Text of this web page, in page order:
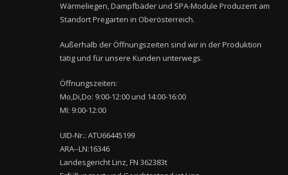
Wärmeliegen, Dampfbäder und SPA-Module Produzent am
Standort Pregarten in Oberösterreich.
Außerhalb der Öffnungszeiten sind wir in der Produktion
tätig und für unsere Kunden unterwegs.
Öffnungszeiten:
Mo,Di,Do: 9:00-12:00 und 14:00-16:00
MI: 9:00-12:00
UID-Nr.: ATU66445199
ARA--LN:16346
Landesgericht Linz, FN 362383t